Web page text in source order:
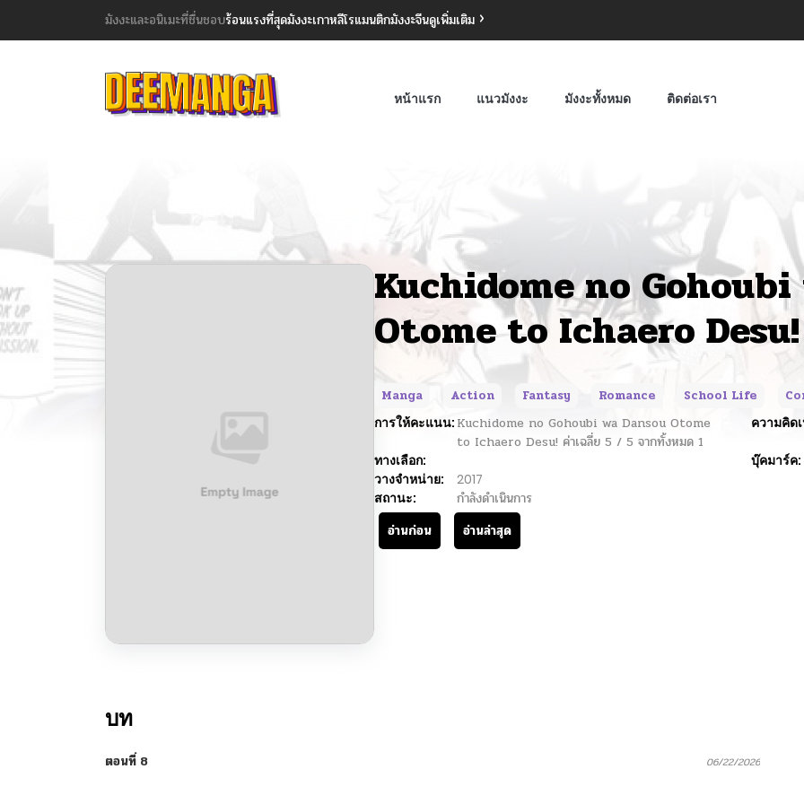
มังงะและอนิเมะที่ชื่นชอบร้อนแรงที่สุดมังงะเกาหลีโรแมนติกมังงะจีนดูเพิ่มเติม
หน้าแรก แนวมังงะ มังงะทั้งหมด ติดต่อเรา
Kuchidome no Gohoubi
Otome to Ichaero Desu!
Manga Action Fantasy Romance School Life
การให้คะแนน: Kuchidome no Gohoubi wa Dansou Otome
to Ichaero Desu! ค่าเฉลี่ย 5 / 5 จากทั้งหมด 1
ความคิด
ทางเลือก:
บุ๊คมาร์ค:
วางจำหน่าย:
2017
สถานะ:
กำลังดำเนินการ
อ่านก่อน
อ่านล่าสุด
บท
ตอนที่ 8 06/22/2026